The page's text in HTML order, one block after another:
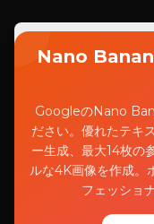
AI透かし除去ツール
AI透かし除去ツール
AI透かし除去ツール
Nano
GoogleのNano
ださい。優れたテキ
ー生成、最大14枚の
ルな4K画像を作成。
フェッショ